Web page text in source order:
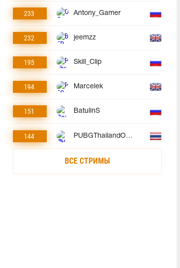
233 Antony_Gamer
232 jeemzz
195 Skill_Clip
194 Marcelek
151 BatulinS
144 PUBGThailandOfficial
ВСЕ СТРИМЫ